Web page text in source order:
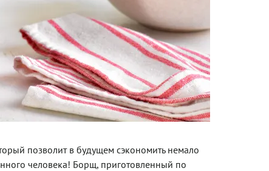
позволит в будущем сэкономить немало
человека! Борщ, приготовленный по